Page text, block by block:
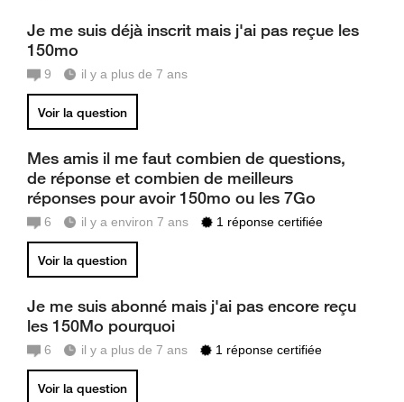
Je me suis déjà inscrit mais j'ai pas reçue les
150mo
9 il y a plus de 7 ans
Voir la question
Mes amis il me faut combien de questions,
de réponse et combien de meilleurs
réponses pour avoir 150mo ou les 7Go
6 il y a environ 7 ans 1 réponse certifiée
Voir la question
Je me suis abonné mais j'ai pas encore reçu
les 150Mo pourquoi
6 il y a plus de 7 ans 1 réponse certifiée
Voir la question